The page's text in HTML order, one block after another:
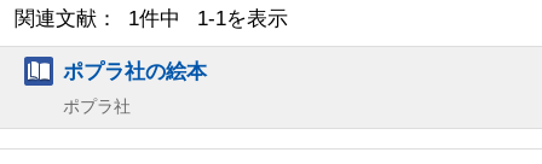
関連文献： 1件中 1-1を表示
ポプラ社の絵本
ポプラ社